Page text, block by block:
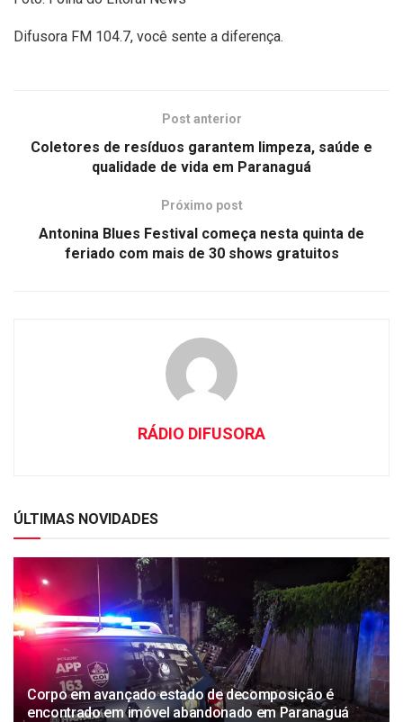
Difusora FM 104.7, você sente a diferença.
Post anterior
Coletores de resíduos garantem limpeza, saúde e
qualidade de vida em Paranaguá
Próximo post
Antonina Blues Festival começa nesta quinta de
feriado com mais de 30 shows gratuitos
RÁDIO DIFUSORA
ÚLTIMAS NOVIDADES
Corpo em avançado estado de decomposição é
encontrado em imóvel abandonado em Paranaguá